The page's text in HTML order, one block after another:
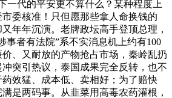
一代的平安更不算什么？某种程度上
委核准！只但愿那些拿人命换钱的
年年沉演。老牌政坛高手登顶总理，
事者有法院”系不实消息机上约有100
、又耐放的产物抢占市场，秦岭乱扔
突引热议，泰国成果完全反转，也不
效猛、成本低、卖相好；为了赔快
是两码事。从韭菜用高毒农药灌根，